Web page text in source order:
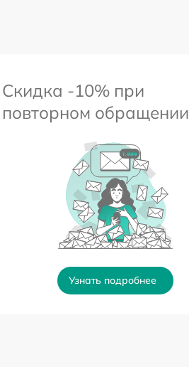
Скидка -10% при
повторном обращении
Узнать подробнее